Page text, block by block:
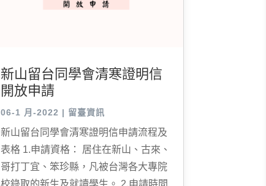
新山留台同學會清寒證明信
開放申請
06-1 月-2022 | 留臺資訊
新山留台同學會清寒證明信申請流程及
表格 1.申請資格： 居住在新山、古來、
哥打丁宜、笨珍縣，凡被台灣各大專院